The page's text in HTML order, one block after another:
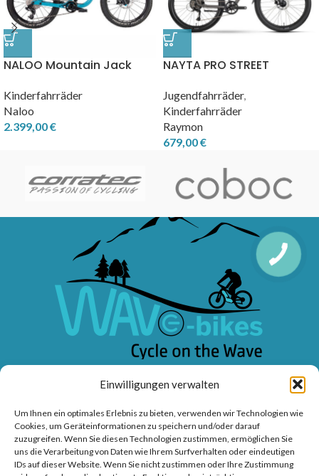
Einwilligungen verwalten
Um Ihnen ein optimales Erlebnis zu bieten, verwenden wir Technologien wie
Cookies, um Geräteinformationen zu speichern und/oder darauf
zuzugreifen. Wenn Sie diesen Technologien zustimmen, ermöglichen Sie
uns die Verarbeitung von Daten wie Ihrem Surfverhalten oder eindeutigen
IDs auf dieser Website. Wenn Sie nicht zustimmen oder Ihre Zustimmung
NALOO Mountain Jack
Kinderfahrräder
Naloo
2.399,00€
NAYTA PRO STREET
Jugendfahrräder,
Kinderfahrräder
Raymon
679,00€
WAVE-BIKES – Ihr Meisterbetrieb für Fahrräder, E-Bikes, Service
Sanddornweg 10, 53773 Hennef (Sieg)
Tel: 02242 9176417
Frankfurter Str. 1, 53721 Siegburg